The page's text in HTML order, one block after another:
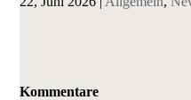
Kommentare